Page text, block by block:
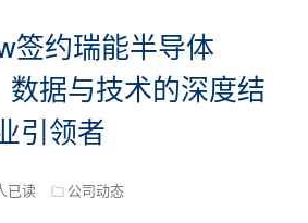
签约瑞能半导体
数据与技术的深度结
引领者
已读 公司动态